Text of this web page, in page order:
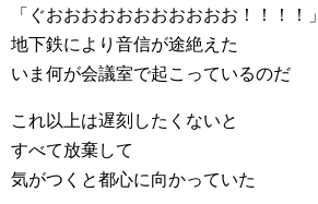
「ぐおおおおおおおおおおお！！！！」
地下鉄により音信が途絶えた
いま何が会議室で起こっているのだ
これ以上は遅刻したくないと
すべて放棄して
気がつくと都心に向かっていた